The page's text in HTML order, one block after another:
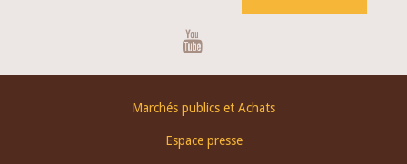
Marchés publics et Achats
Espace presse